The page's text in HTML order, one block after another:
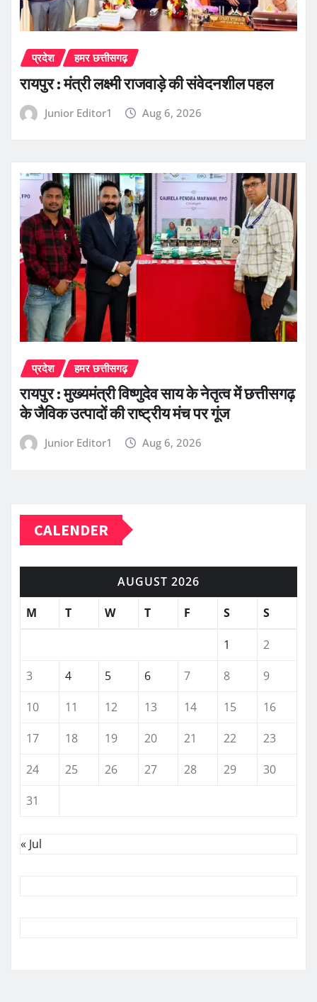
प्रदेश हमर छत्तीसगढ़
रायपुर : मंत्री लक्ष्मी राजवाड़े की संवेदनशील पहल
Junior Editor1 Aug 6, 2026
प्रदेश हमर छत्तीसगढ़
रायपुर : मुख्यमंत्री विष्णुदेव साय के नेतृत्व में छत्तीसगढ़
के जैविक उत्पादों की राष्ट्रीय मंच पर गूंज
Junior Editor1 Aug 6, 2026
CALENDER
AUGUST 2026
M
T W T F S S
1
2
3
4 5 6 7 8
9
10
11 12 13 14 15
16
17
18 19 20 21 22
23
24
25 26 27 28 29
30
31
« Jul